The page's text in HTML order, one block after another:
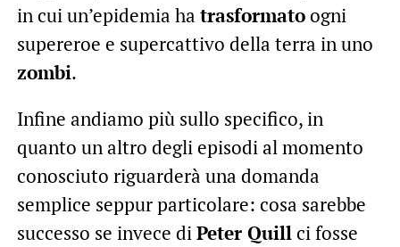
in cui un’epidemia ha trasformatoogni
supereroe e supercattivo della terra in uno
zombi.
Infine andiamo più sullo specifico, in
quanto un altro degli episodi al momento
conosciuto riguarderà una domanda
semplice seppur particolare: cosa sarebbe
successo se invece diPeter Quillci fosse